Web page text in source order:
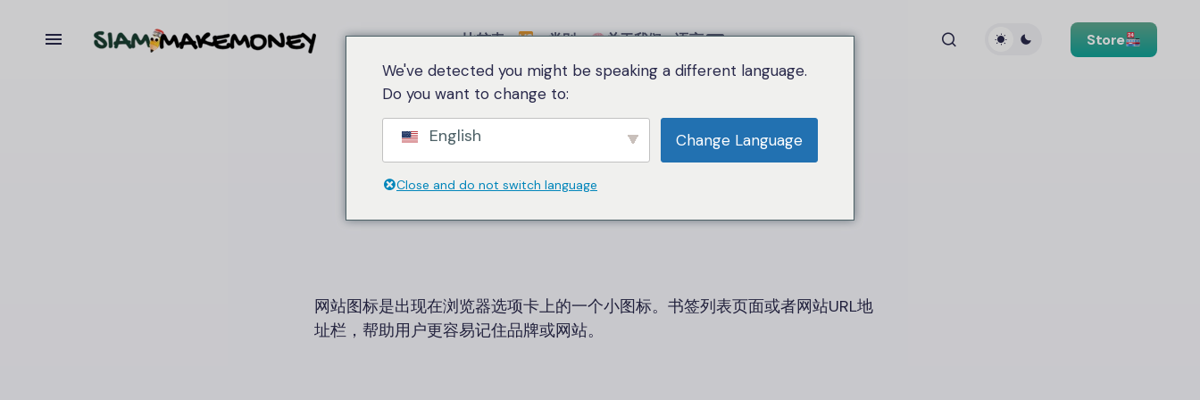
比较表 类别 关于我们 语言 Store
家 网站图标
网站图标
网站图标是出现在浏览器选项卡上的一个小图标。书签列表页面或者网站URL地
址栏，帮助用户更容易记住品牌或网站。
We've detected you might be speaking a different language.
Do you want to change to:
English Change Language
Close and do not switch language